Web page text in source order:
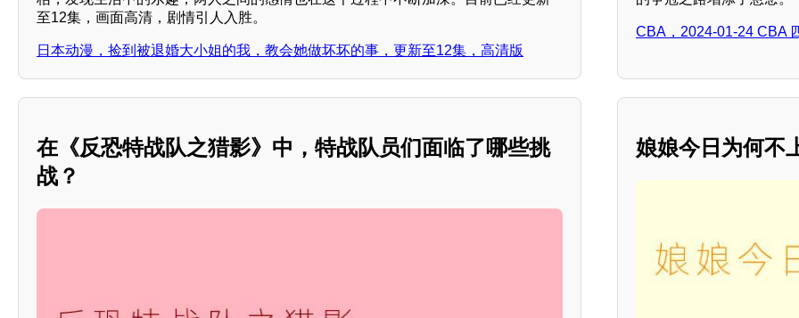
至12集，画面高清，剧情引人入胜。
日本动漫，捡到被退婚大小姐的我，教会她做坏坏的事，更新至12集，高清版
CBA，2024-01-24 CBA
在《反恐特战队之猎影》中，特战队员们面临了哪些挑
战？
娘娘今日为何不